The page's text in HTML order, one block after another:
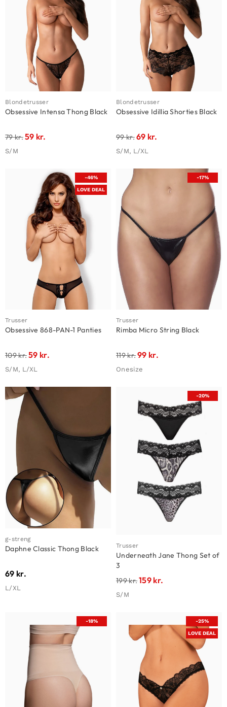
Blondetrusser
Obsessive Intensa Thong Black
79kr.59 kr.
S/M
Blondetrusser
Obsessive Idillia Shorties Black
99kr.69 kr.
S/M, L/XL
-46%
LOVE DEAL
Trusser
Obsessive 868-PAN-1 Panties
109kr.59 kr.
S/M, L/XL
-17%
Trusser
Rimba Micro String Black
119kr.99 kr.
Onesize
g-streng
Daphne Classic Thong Black
69 kr.
L/XL
-20%
Trusser
Underneath Jane Thong Set of
3
199kr.159 kr.
S/M
-18% -25%
LOVE DEAL